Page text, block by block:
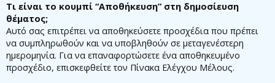
Τι είναι το κουμπί “Αποθήκευση” στη δημοσίευση
θέματος;
Αυτό σας επιτρέπει να αποθηκεύσετε προσχέδια που πρέπει
να συμπληρωθούν και να υποβληθούν σε μεταγενέστερη
ημερομηνία. Για να επαναφορτώσετε ένα αποθηκευμένο
προσχέδιο, επισκεφθείτε τον Πίνακα Ελέγχου Μέλους.